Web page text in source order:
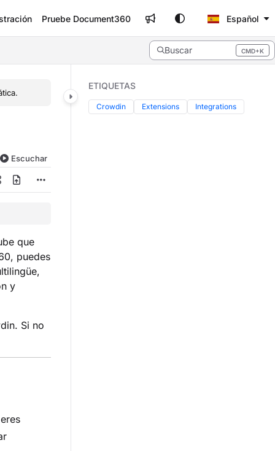
Pruebe Document360 Español
Buscar CMD+K
Press CMD+K to open search
Escuchar
que
puedes
y
Si no
ETIQUETAS
Crowdin Extensions Integrations